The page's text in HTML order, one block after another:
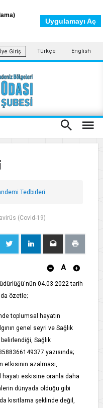
Giriş Türkçe English
Tedbirleri
(Covid-19)
A
04.03.2022 tarih
özetle;
toplumsal hayatın
genel seyri ve Sağlık
Sağlık
yazısında;
etkisinin azalması,
hayatı eskisine oranla daha
dünyada olduğu gibi
kısıtlama şeklinde değil,
Uygulamayı Aç